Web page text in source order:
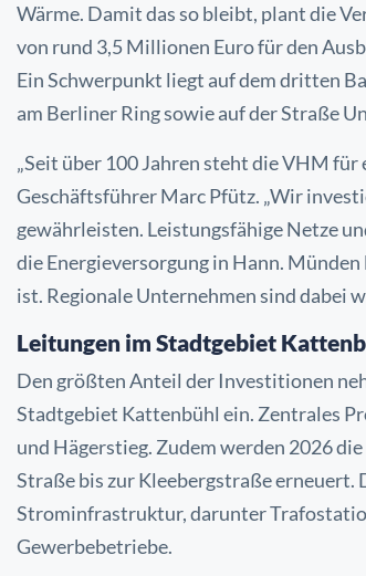
Wärme. Damitdas so bleibt, plant die
von rund 3,5 Millionen Euro für den
EinSchwerpunkt liegt auf dem dritten
am Berliner Ring sowie auf der Straße
„Seit über 100 Jahren steht die VHM
GeschäftsführerMarc Pfütz. „Wir
gewährleisten. Leistungsfähige Netze
dieEnergieversorgung in Hann.
ist. RegionaleUnternehmen sind dabei
Leitungen im Stadtgebiet
Den größten Anteil der Investitionen
Stadtgebiet Kattenbühl ein. Zentrales
und Hägerstieg. Zudem werden 2026
Straße bis zurKleebergstraße erneuert.
Strominfrastruktur, darunter
Gewerbebetriebe.